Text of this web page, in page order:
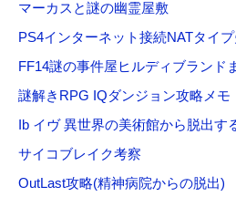
マーカスと謎の幽霊屋敷
PS4インターネット接続NATタイ
FF14謎の事件屋ヒルディブランド
謎解きRPG IQダンジョン攻略メモ
Ib イヴ 異世界の美術館から脱出す
サイコブレイク考察
OutLast攻略(精神病院からの脱出)